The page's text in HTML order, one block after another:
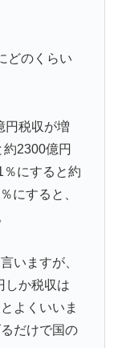
「セールが山
逆転してしま
リッドバッテ
超高速充電を
おフランス製
「劣化版・元祖
て通用した可
もっととんで
思えば二刀流を
リカのシステム
どのくらい
円税収が増
2300億円
にすると約
にすると、
いますが、
しか税収は
よくいいま
だけで国の